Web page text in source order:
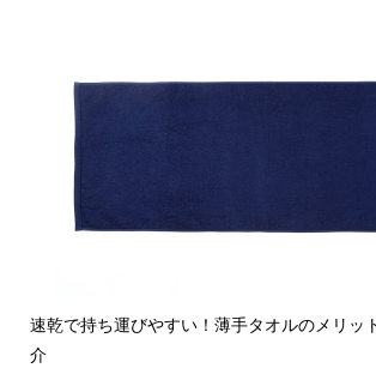
速乾で持ち運びやすい！薄手タオルのメリッ
介